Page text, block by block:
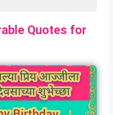
Quotes for